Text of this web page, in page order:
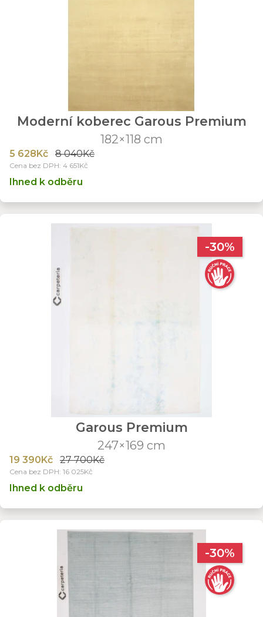
Moderní koberec Garous Premium
182×118 cm
5 628Kč 8 040Kč
Cena bez DPH: 4 651Kč
Ihned k odběru
-30%
Garous Premium
247×169 cm
19 390Kč 27 700Kč
Cena bez DPH: 16 025Kč
Ihned k odběru
-30%